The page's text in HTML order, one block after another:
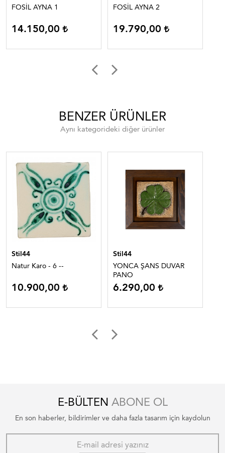
FOSİL AYNA 1
14.150,00
FOSİL AYNA 2
19.790,00
BENZER ÜRÜNLER
Aynı kategorideki diğer ürünler
Stil44
Natur Karo - 6 --
10.900,00
Stil44
YONCA ŞANS DUVAR
PANO
6.290,00
E-BÜLTEN ABONE OL
En son haberler, bildirimler ve daha fazla tasarım için kaydolun